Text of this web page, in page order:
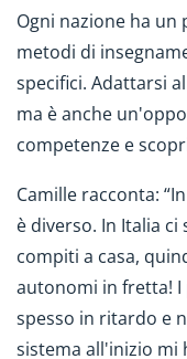
Ogni nazione ha
metodi di
specifici. Adattarsi
ma è anche
competenze e
Camille racconta:
è diverso. In Italia
compiti a casa,
autonomi in fretta!
spesso in ritardo e
sistema all'inizio mi